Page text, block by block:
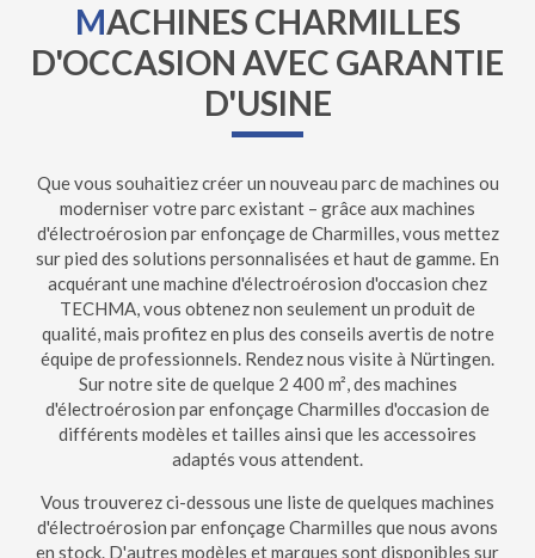
MACHINES CHARMILLES
D'OCCASION AVEC GARANTIE
D'USINE
Que vous souhaitiez créer un nouveau parc de machines ou
moderniser votre parc existant – grâce aux machines
d'électroérosion par enfonçage de Charmilles, vous mettez
sur pied des solutions personnalisées et haut de gamme. En
acquérant une machine d'électroérosion d'occasion chez
TECHMA, vous obtenez non seulement un produit de
qualité, mais profitez en plus des conseils avertis de notre
équipe de professionnels. Rendez nous visite à Nürtingen.
Sur notre site de quelque 2 400 m², des machines
d'électroérosion par enfonçage Charmilles d'occasion de
différents modèles et tailles ainsi que les accessoires
adaptés vous attendent.
Vous trouverez ci-dessous une liste de quelques machines
d'électroérosion par enfonçage Charmilles que nous avons
en stock. D'autres modèles et marques sont disponibles sur